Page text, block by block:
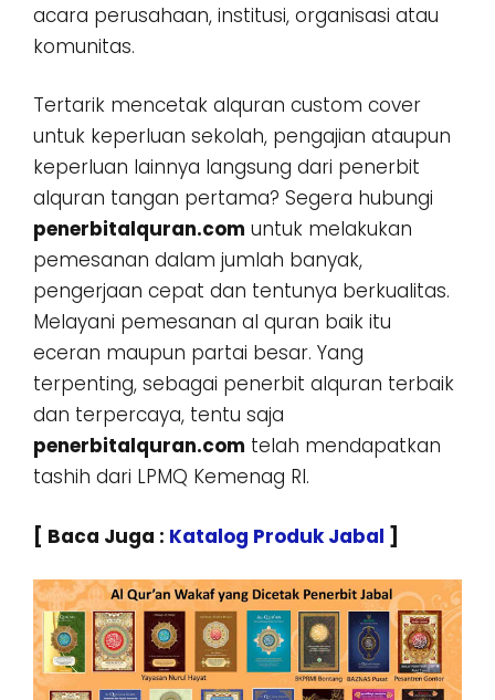
acara perusahaan, institusi, organisasi atau
komunitas.
Tertarik mencetak alquran custom cover
untuk keperluan sekolah, pengajian ataupun
keperluan lainnya langsung dari penerbit
alquran tangan pertama? Segera hubungi
penerbitalquran.com untuk melakukan
pemesanan dalam jumlah banyak,
pengerjaan cepat dan tentunya berkualitas.
Melayani pemesanan al quran baik itu
eceran maupun partai besar. Yang
terpenting, sebagai penerbit alquran terbaik
dan terpercaya, tentu saja
penerbitalquran.com telah mendapatkan
tashih dari LPMQ Kemenag RI.
[ Baca Juga : Katalog Produk Jabal ]